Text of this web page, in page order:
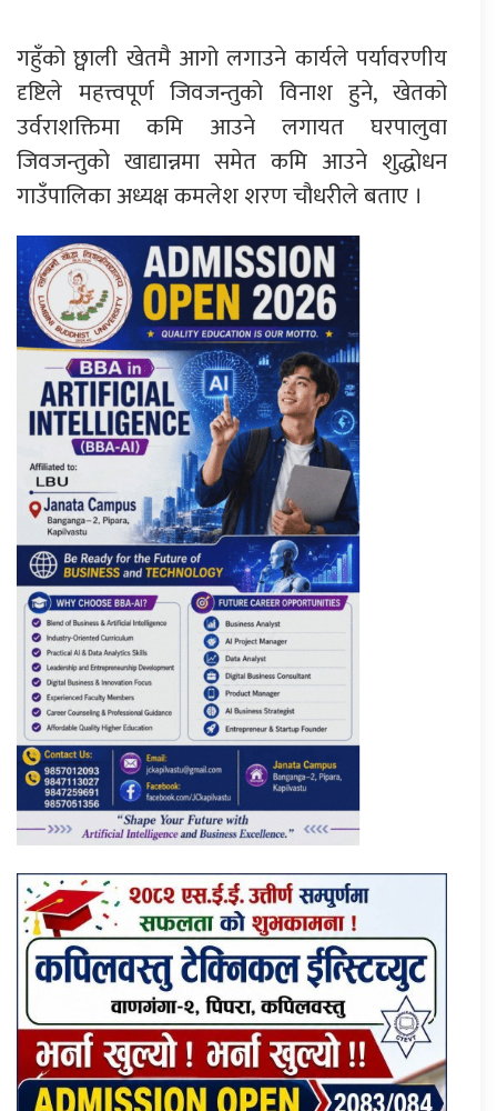
गहुँको छ्वाली खेतमै आगो लगाउने कार्यले पर्यावरणीय
दृष्टिले महत्त्वपूर्ण जिवजन्तुको विनाश हुने, खेतको
उर्वराशक्तिमा कमि आउने लगायत घरपालुवा
जिवजन्तुको खाद्यान्नमा समेत कमि आउने शुद्धोधन
गाउँपालिका अध्यक्ष कमलेश शरण चौधरीले बताए ।